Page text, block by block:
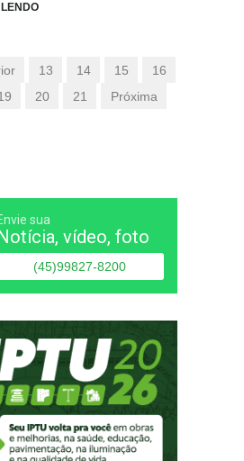
13 14 15
16
20 21
Próxima
sua
vídeo, foto
(45)99827-8200